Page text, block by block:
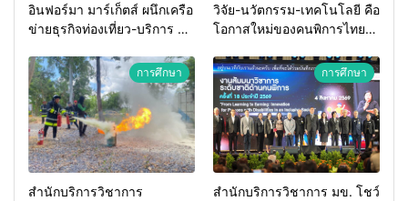
อินฟอร์มา มาร์เก็ตส์ ผนึกเครือ
ข่ายธุรกิจท่องเที่ยว-บริการ จัด
2026 เชื่อม 4 งานใหญ่ สร้าง
โอกาสธุรกิจครบวงจร ด้วย
ครับ
วิจัย-นวัตกรรม-เทคโนโลยี คือ
โอกาสใหม่ของคนพิการไทย
ประเทศ
การศึกษา
สำนักบริการวิชาการ
การศึกษา
สำนักบริการวิชาการ มข. โชว์